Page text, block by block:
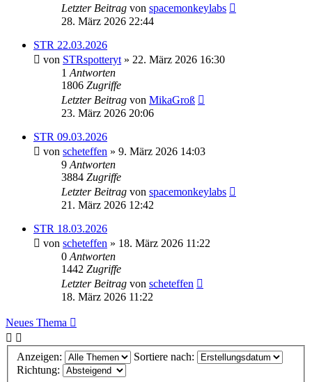
Letzter Beitrag von spacemonkeylabs
28. März 2026 22:44
STR 22.03.2026
von STRspotteryt » 22. März 2026 16:30
1 Antworten
1806 Zugriffe
Letzter Beitrag von MikaGroß
23. März 2026 20:06
STR 09.03.2026
von scheteffen » 9. März 2026 14:03
9 Antworten
3884 Zugriffe
Letzter Beitrag von spacemonkeylabs
21. März 2026 12:42
STR 18.03.2026
von scheteffen » 18. März 2026 11:22
0 Antworten
1442 Zugriffe
Letzter Beitrag von scheteffen
18. März 2026 11:22
Neues Thema
Anzeigen:
Sortiere nach:
Richtung: